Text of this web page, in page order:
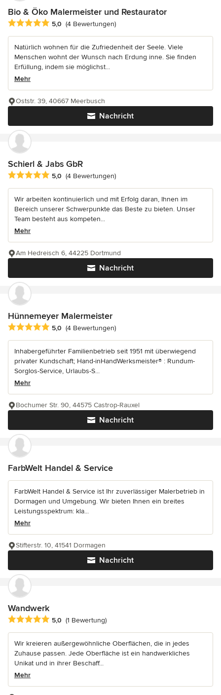
Bio & Öko Malermeister und Restaurator
Durchschnittliche Bewertung: 5 von 5 Sternen
5,0 (4 Bewertungen)
Natürlich wohnen für die Zufriedenheit der Seele. Viele
Menschen wohnt der Wunsch nach Erdung inne. Sie finden
Erfüllung, indem sie möglichst...
Mehr
Nachricht
Oststr. 39, 40667 Meerbusch
Schierl & Jabs GbR
Durchschnittliche Bewertung: 5 von 5 Sternen
5,0 (4 Bewertungen)
Wir arbeiten kontinuierlich und mit Erfolg daran, Ihnen im
Bereich unserer Schwerpunkte das Beste zu bieten. Unser
Team besteht aus kompeten...
Mehr
Nachricht
Am Hedreisch 6, 44225 Dortmund
Hünnemeyer Malermeister
Durchschnittliche Bewertung: 5 von 5 Sternen
5,0 (4 Bewertungen)
Inhabergeführter Familienbetrieb seit 1951 mit überwiegend
privater Kundschaft; Hand-inHandWerksmeister® : Rundum-
Sorglos-Service, Urlaubs-S...
Mehr
Nachricht
Bochumer Str. 90, 44575 Castrop-Rauxel
FarbWelt Handel & Service
FarbWelt Handel & Service ist Ihr zuverlässiger Malerbetrieb in
Dormagen und Umgebung. Wir bieten Ihnen ein breites
Leistungsspektrum: kla...
Mehr
Nachricht
Stifterstr. 10, 41541 Dormagen
Wandwerk
Durchschnittliche Bewertung: 5 von 5 Sternen
5,0 (1 Bewertung)
Wir kreieren außergewöhnliche Oberflächen, die in jedes
Zuhause passen. Jede Oberfläche ist ein handwerkliches
Unikat und in ihrer Beschaff...
Mehr